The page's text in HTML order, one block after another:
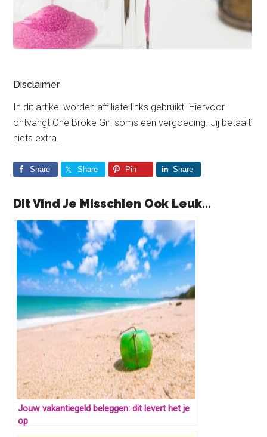
Disclaimer
In dit artikel worden affiliate links gebruikt. Hiervoor
ontvangt One Broke Girl soms een vergoeding. Jij betaalt
niets extra.
Share Share Pin Share
Dit Vind Je Misschien Ook Leuk...
Jouw vakantiegeld beleggen: dit levert het je
op